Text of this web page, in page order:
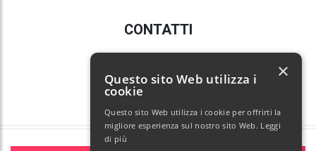
CONTATTI
E-mail:info@poochy.it
Questo sito Web utilizza i
cookie
Questo sito Web utilizza i cookie per offrirti la
migliore esperienza sul nostro sito Web. Leggi
di più
×